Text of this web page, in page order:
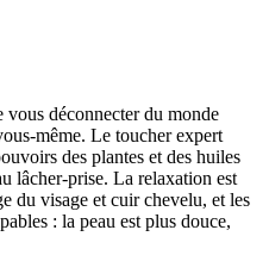
déconnecter du monde
même. Le toucher expert
des plantes et des huiles
lâcher-prise. La relaxation est
du visage et cuir chevelu, et les
: la peau est plus douce,